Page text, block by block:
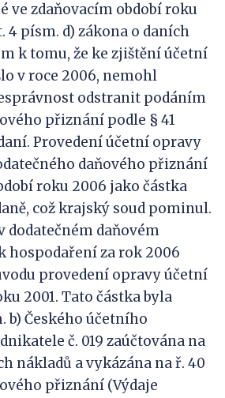
ve zdaňovacím období roku
4 písm. d) zákona o daních
k tomu, že ke zjištění účetní
v roce 2006, nemohl
odstranit podáním
přiznání podle § 41
Provedení účetní opravy
daňového přiznání
roku 2006 jako částka
což krajský soud pominul.
dodatečném daňovém
hospodaření za rok 2006
provedení opravy účetní
2001. Tato částka byla
b) Českého účetního
č. 019 zaúčtována na
nákladů a vykázána na ř. 40
přiznání (Výdaje